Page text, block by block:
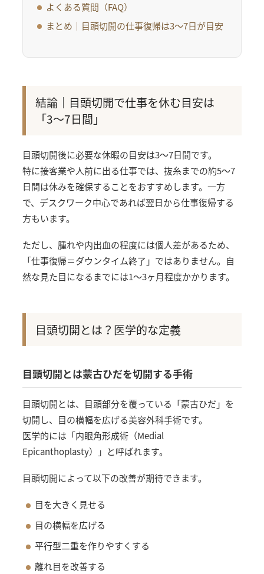
よくある質問（FAQ）
まとめ｜目頭切開の仕事復帰は3〜7日が目安
結論｜目頭切開で仕事を休む目安は
「3〜7日間」
目頭切開後に必要な休暇の目安は3〜7日間です。
特に接客業や人前に出る仕事では、抜糸までの約5〜7
日間は休みを確保することをおすすめします。一方
で、デスクワーク中心であれば翌日から仕事復帰する
方もいます。
ただし、腫れや内出血の程度には個人差があるため、
「仕事復帰＝ダウンタイム終了」ではありません。自
然な見た目になるまでには1〜3ヶ月程度かかります。
目頭切開とは？医学的な定義
目頭切開とは蒙古ひだを切開する手術
目頭切開とは、目頭部分を覆っている「蒙古ひだ」を
切開し、目の横幅を広げる美容外科手術です。
医学的には「内眼角形成術（Medial
Epicanthoplasty）」と呼ばれます。
目頭切開によって以下の改善が期待できます。
目を大きく見せる
目の横幅を広げる
平行型二重を作りやすくする
離れ目を改善する